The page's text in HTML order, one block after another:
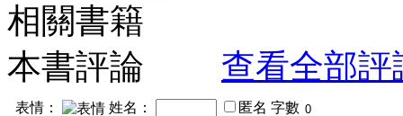
相關書籍
本書評論
查看全部評
表情： 姓名： 匿名 字數